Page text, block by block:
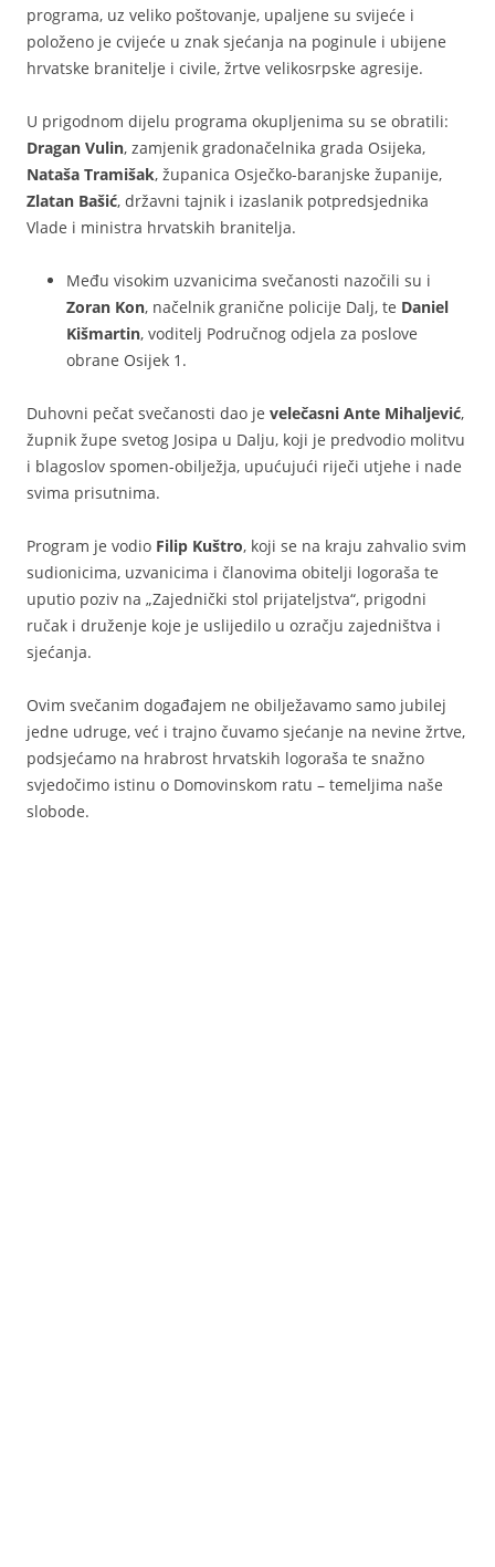
programa, uz veliko poštovanje, upaljene su svijeće i
položeno je cvijeće u znak sjećanja na poginule i ubijene
hrvatske branitelje i civile, žrtve velikosrpske agresije.
U prigodnom dijelu programa okupljenima su se obratili:
Dragan Vulin, zamjenik gradonačelnika grada Osijeka,
Nataša Tramišak, županica Osječko-baranjske županije,
Zlatan Bašić, državni tajnik i izaslanik potpredsjednika
Vlade i ministra hrvatskih branitelja.
Među visokim uzvanicima svečanosti nazočili su i
Zoran Kon, načelnik granične policije Dalj, te Daniel
Kišmartin, voditelj Područnog odjela za poslove
obrane Osijek 1.
Duhovni pečat svečanosti dao je velečasni Ante Mihaljević,
župnik župe svetog Josipa u Dalju, koji je predvodio molitvu
i blagoslov spomen-obilježja, upućujući riječi utjehe i nade
svima prisutnima.
Program je vodio Filip Kuštro, koji se na kraju zahvalio svim
sudionicima, uzvanicima i članovima obitelji logoraša te
uputio poziv na „Zajednički stol prijateljstva“, prigodni
ručak i druženje koje je uslijedilo u ozračju zajedništva i
sjećanja.
Ovim svečanim događajem ne obilježavamo samo jubilej
jedne udruge, već i trajno čuvamo sjećanje na nevine žrtve,
podsjećamo na hrabrost hrvatskih logoraša te snažno
svjedočimo istinu o Domovinskom ratu – temeljima naše
slobode.